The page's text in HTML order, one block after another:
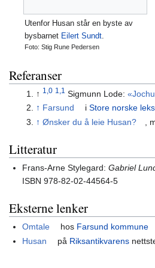
Utenfor Husan står en byste av
bysbarnet Eilert Sundt.
Foto: Stig Rune Pedersen
Referanser
↑ 1,0 1,1 Sigmunn Lode:
↑ Farsund i Store norske
↑ Ønsker du å leie Husan? ,
Litteratur
Frans-Arne Stylegard:Gabriel
ISBN 978-82-02-44564-5
Eksterne lenker
Omtale hos Farsund kommune
Husan
på Riksantikvarens